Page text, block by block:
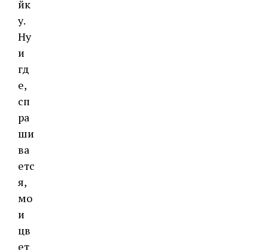
йк
у.
Ну
и
гд
е,
сп
ра
ши
ва
етс
я,
мо
и
цв
ет